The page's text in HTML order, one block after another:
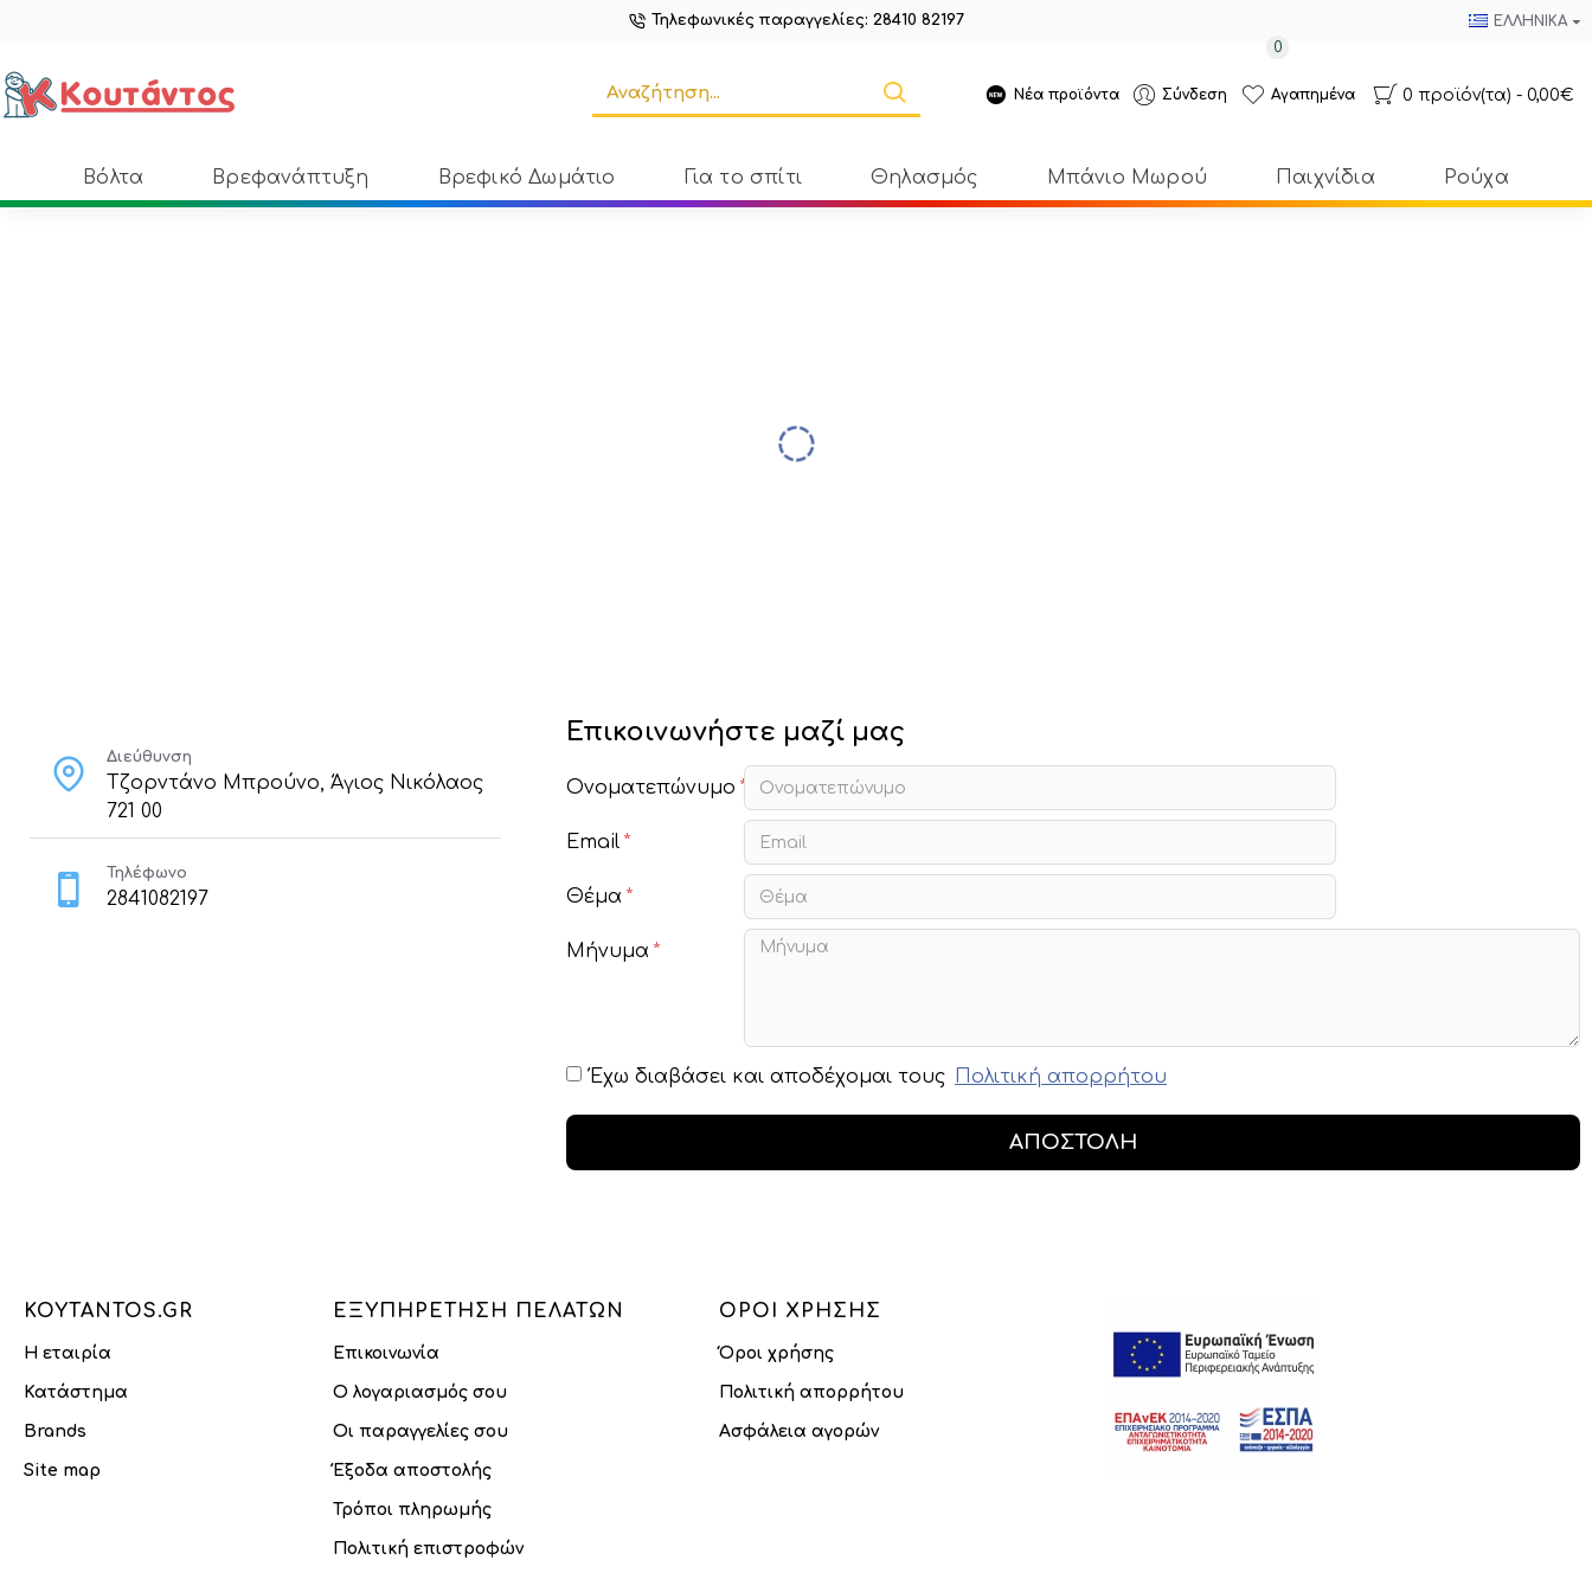
Τηλεφωνικές παραγγελίες: 28410 82197 ΕΛΛΗΝΙΚΆ
Νέα προϊόντα Σύνδεση Αγαπημένα
0
0 προϊόν(τα) - 0,00€
Βόλτα Βρεφανάπτυξη Βρεφικό Δωμάτιο Για το σπίτι Θηλασμός Μπάνιο Μωρού Παιχνίδια Ρούχα
Διεύθυνση
Τζορντάνο Μπρούνο, Άγιος Νικόλαος
721 00
Τηλέφωνο
2841082197
Επικοινωνήστε μαζί μας
Ονοματεπώνυμο
Email
Θέμα
Μήνυμα
Έχω διαβάσει και αποδέχομαι τους Πολιτική απορρήτου
ΑΠΟΣΤΟΛΉ
KOYTANTOS.GR
Η εταιρία
Κατάστημα
Brands
Site map
ΕΞΥΠΗΡΈΤΗΣΗ ΠΕΛΑΤΏΝ
Επικοινωνία
Ο λογαριασμός σου
Οι παραγγελίες σου
Έξοδα αποστολής
Τρόποι πληρωμής
Πολιτική επιστροφών
ΌΡΟΙ ΧΡΉΣΗΣ
Όροι χρήσης
Πολιτική απορρήτου
Ασφάλεια αγορών